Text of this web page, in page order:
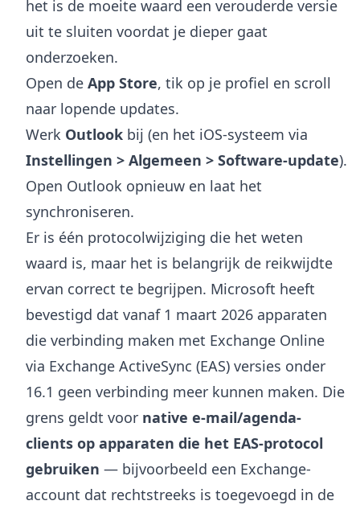
het is de moeite waard een verouderde versie
uit te sluiten voordat je dieper gaat
onderzoeken.
Open de App Store, tik op je profiel en scroll
naar lopende updates.
Werk Outlook bij (en het iOS-systeem via
Instellingen > Algemeen > Software-update).
Open Outlook opnieuw en laat het
synchroniseren.
Er is één protocolwijziging die het weten
waard is, maar het is belangrijk de reikwijdte
ervan correct te begrijpen. Microsoft heeft
bevestigd dat vanaf 1 maart 2026 apparaten
die verbinding maken met Exchange Online
via Exchange ActiveSync (EAS) versies onder
16.1 geen verbinding meer kunnen maken. Die
grens geldt voor native e-mail/agenda-
clients op apparaten die het EAS-protocol
gebruiken — bijvoorbeeld een Exchange-
account dat rechtstreeks is toegevoegd in de